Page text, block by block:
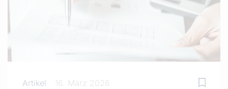
Artikel 16. März 2026